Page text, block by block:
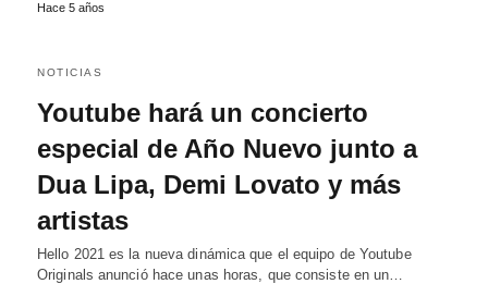
Hace 5 años
NOTICIAS
Youtube hará un concierto
especial de Año Nuevo junto a
Dua Lipa, Demi Lovato y más
artistas
Hello 2021 es la nueva dinámica que el equipo de Youtube
Originals anunció hace unas horas, que consiste en un…